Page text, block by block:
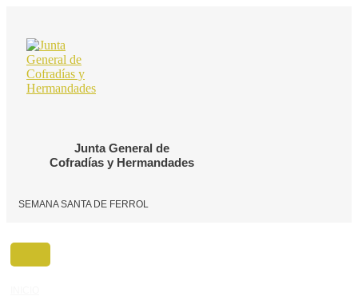
contenido
Junta General de
Cofradías y Hermandades
SEMANA SANTA DE FERROL